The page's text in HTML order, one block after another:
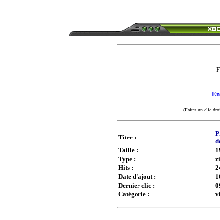
(Faites un clic
Titre :
Taille :
Type :
Hits :
Date d'ajout :
Dernier clic :
Catégorie :